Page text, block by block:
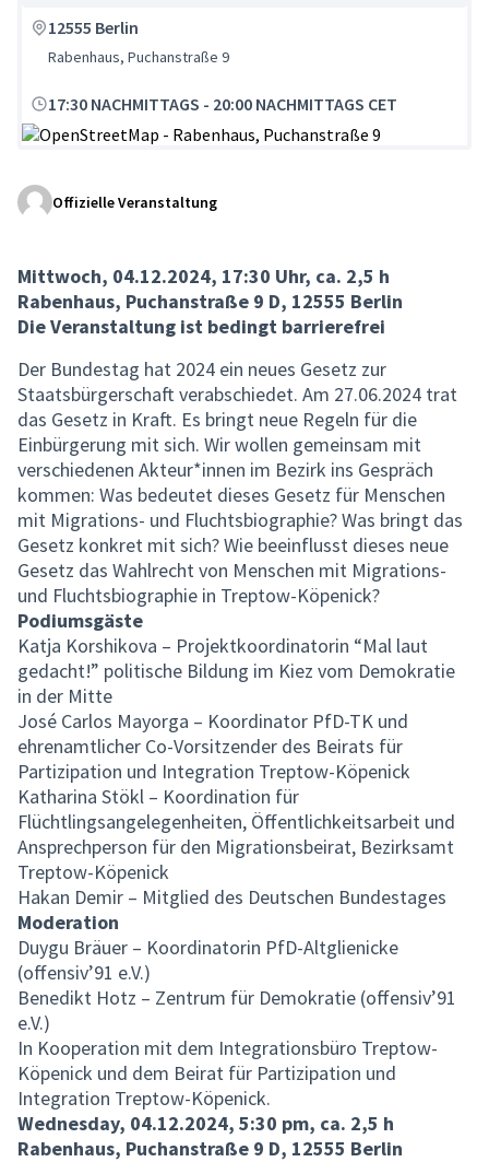
12555 Berlin
Rabenhaus, Puchanstraße 9
17:30 NACHMITTAGS - 20:00 NACHMITTAGS CET
Offizielle Veranstaltung
Mittwoch, 04.12.2024, 17:30 Uhr, ca. 2,5 h
Rabenhaus, Puchanstraße 9 D, 12555 Berlin
Die Veranstaltung ist bedingt barrierefrei
Der Bundestag hat 2024 ein neues Gesetz zur
Staatsbürgerschaft verabschiedet. Am 27.06.2024 trat
das Gesetz in Kraft. Es bringt neue Regeln für die
Einbürgerung mit sich. Wir wollen gemeinsam mit
verschiedenen Akteur*innen im Bezirk ins Gespräch
kommen: Was bedeutet dieses Gesetz für Menschen
mit Migrations- und Fluchtsbiographie? Was bringt das
Gesetz konkret mit sich? Wie beeinflusst dieses neue
Gesetz das Wahlrecht von Menschen mit Migrations-
und Fluchtsbiographie in Treptow-Köpenick?
Podiumsgäste
Katja Korshikova – Projektkoordinatorin “Mal laut
gedacht!” politische Bildung im Kiez vom Demokratie
in der Mitte
José Carlos Mayorga – Koordinator PfD-TK und
ehrenamtlicher Co-Vorsitzender des Beirats für
Partizipation und Integration Treptow-Köpenick
Katharina Stökl – Koordination für
Flüchtlingsangelegenheiten, Öffentlichkeitsarbeit und
Ansprechperson für den Migrationsbeirat, Bezirksamt
Treptow-Köpenick
Hakan Demir – Mitglied des Deutschen Bundestages
Moderation
Duygu Bräuer – Koordinatorin PfD-Altglienicke
(offensiv’91 e.V.)
Benedikt Hotz – Zentrum für Demokratie (offensiv’91
e.V.)
In Kooperation mit dem Integrationsbüro Treptow-
Köpenick und dem Beirat für Partizipation und
Integration Treptow-Köpenick.
Wednesday, 04.12.2024, 5:30 pm, ca. 2,5 h
Rabenhaus, Puchanstraße 9 D, 12555 Berlin